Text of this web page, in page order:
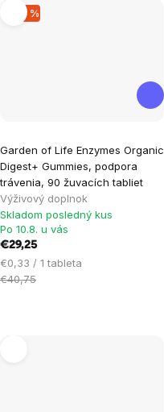
–28 %
Garden of Life Enzymes Organic
Digest+ Gummies, podpora
trávenia, 90 žuvacích tabliet
Výživový doplnok
Skladom posledný kus
Po 10.8. u vás
€29,25
Jednotková
cena:
€0,33 / 1 tableta
€40,75